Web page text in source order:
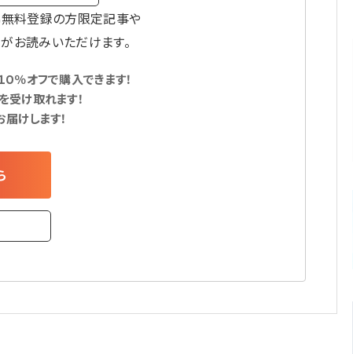
無料登録の方限定記事や
お読みいただけます。
％オフで購入できます！
け取れます！
けします！